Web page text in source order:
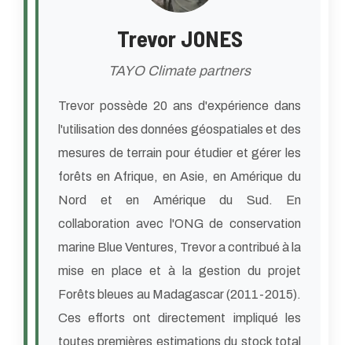
Trevor JONES
TAYO Climate partners
Trevor possède 20 ans d'expérience dans
l'utilisation des données géospatiales et des
mesures de terrain pour étudier et gérer les
forêts en Afrique, en Asie, en Amérique du
Nord et en Amérique du Sud. En
collaboration avec l'ONG de conservation
marine Blue Ventures, Trevor a contribué à la
mise en place et à la gestion du projet
Forêts bleues au Madagascar (2011-2015).
Ces efforts ont directement impliqué les
toutes premières estimations du stock total